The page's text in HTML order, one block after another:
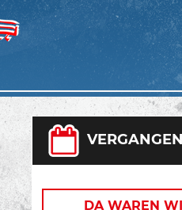
DA WAREN